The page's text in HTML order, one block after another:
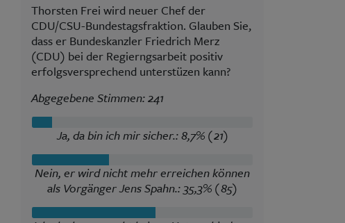
Thorsten Frei wird neuer Chef der
CDU/CSU-Bundestagsfraktion. Glauben Sie,
dass er Bundeskanzler Friedrich Merz
(CDU) bei der Regierngsarbeit positiv
erfolgsversprechend unterstüzen kann?
Abgegebene Stimmen: 241
Ja, da bin ich mir sicher.: 8,7% (21)
Nein, er wird nicht mehr erreichen können
als Vorgänger Jens Spahn.: 35,3% (85)